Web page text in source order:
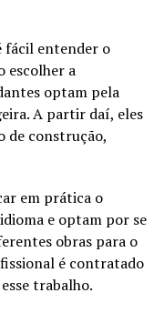
fácil entender o
escolher a
optam pela
A partir daí, eles
de construção,
em prática o
e optam por se
obras para o
é contratado
trabalho.